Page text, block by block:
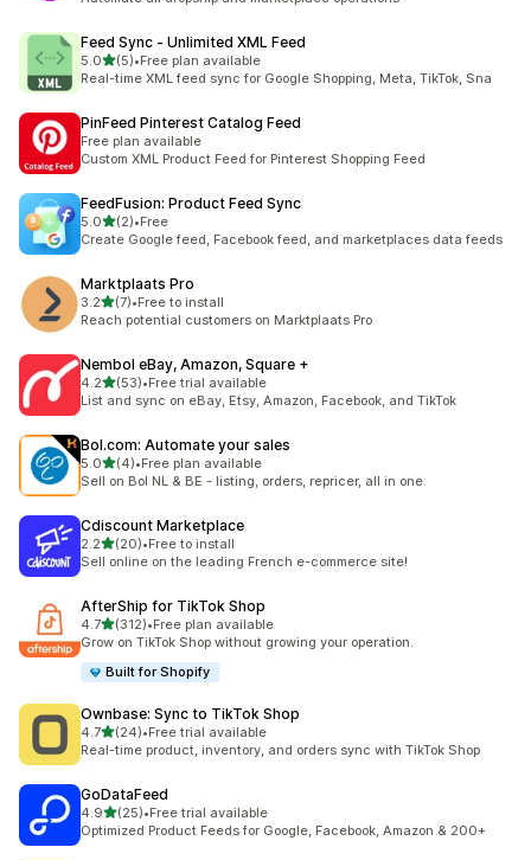
Feed Sync ‑ Unlimited XML Feed
5.05つ星中
(5)
合計レビュー数：5件
•Free plan available
Real-time XML feed sync for Google Shopping, Meta, TikTok, Sna
PinFeed Pinterest Catalog Feed
Free plan available
Custom XML Product Feed for Pinterest Shopping Feed
FeedFusion: Product Feed Sync
5.05つ星中
(2)
合計レビュー数：2件
•Free
Create Google feed, Facebook feed, and marketplaces data feeds
Marktplaats Pro
3.25つ星中
(7)
合計レビュー数：7件
•Free to install
Reach potential customers on Marktplaats Pro
Nembol eBay, Amazon, Square +
4.25つ星中
(53)
合計レビュー数：53件
•Free trial available
List and sync on eBay, Etsy, Amazon, Facebook, and TikTok
Bol.com: Automate your sales
5.05つ星中
(4)
合計レビュー数：4件
•Free plan available
Sell on Bol NL & BE - listing, orders, repricer, all in one.
Cdiscount Marketplace
2.25つ星中
(20)
合計レビュー数：20件
•Free to install
Sell online on the leading French e-commerce site!
AfterShip for TikTok Shop
4.75つ星中
(312)
合計レビュー数：312件
•Free plan available
Grow on TikTok Shop without growing your operation.
Built for Shopify
Ownbase: Sync to TikTok Shop
4.75つ星中
(24)
合計レビュー数：24件
•Free trial available
Real-time product, inventory, and orders sync with TikTok Shop
GoDataFeed
4.95つ星中
(25)
合計レビュー数：25件
•Free trial available
Optimized Product Feeds for Google, Facebook, Amazon & 200+